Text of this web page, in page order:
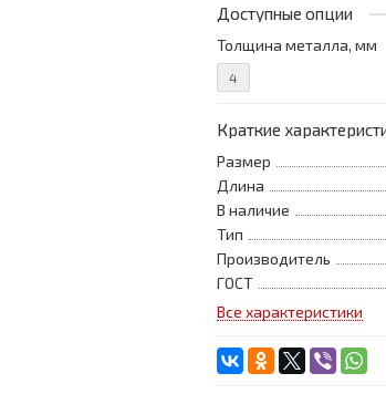
Доступные опции
Толщина металла, мм
4
Краткие
Размер
Длина
В наличие
Тип
Производитель
ГОСТ
Все характеристики